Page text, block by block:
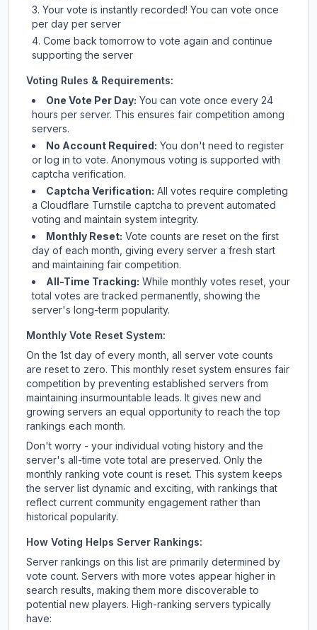
Your vote is instantly recorded! You can vote once
per day per server
Come back tomorrow to vote again and continue
supporting the server
Voting Rules & Requirements:
One Vote Per Day: You can vote once every 24
hours per server. This ensures fair competition among
servers.
No Account Required: You don't need to register
or log in to vote. Anonymous voting is supported with
captcha verification.
Captcha Verification: All votes require completing
a Cloudflare Turnstile captcha to prevent automated
voting and maintain system integrity.
Monthly Reset: Vote counts are reset on the first
day of each month, giving every server a fresh start
and maintaining fair competition.
All-Time Tracking: While monthly votes reset, your
total votes are tracked permanently, showing the
server's long-term popularity.
Monthly Vote Reset System:
On the 1st day of every month, all server vote counts
are reset to zero. This monthly reset system ensures fair
competition by preventing established servers from
maintaining insurmountable leads. It gives new and
growing servers an equal opportunity to reach the top
rankings each month.
Don't worry - your individual voting history and the
server's all-time vote total are preserved. Only the
monthly ranking vote count is reset. This system keeps
the server list dynamic and exciting, with rankings that
reflect current community engagement rather than
historical popularity.
How Voting Helps Server Rankings:
Server rankings on this list are primarily determined by
vote count. Servers with more votes appear higher in
search results, making them more discoverable to
potential new players. High-ranking servers typically
have: